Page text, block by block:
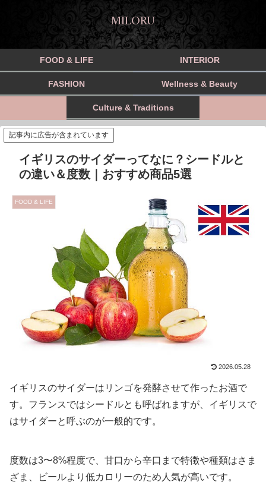
MILORU
FOOD & LIFE INTERIOR
FASHION Wellness & Beauty
Culture & Traditions
記事内に広告が含まれています
イギリスのサイダーってなに？シードルと
の違い＆度数｜おすすめ商品5選
FOOD & LIFE
2026.05.28
イギリスのサイダーはリンゴを発酵させて作ったお酒で
す。フランスではシードルとも呼ばれますが、イギリスで
はサイダーと呼ぶのが一般的です。
度数は3〜8%程度で、甘口から辛口まで特徴や種類はさま
ざま、ビールより低カロリーのため人気が高いです。